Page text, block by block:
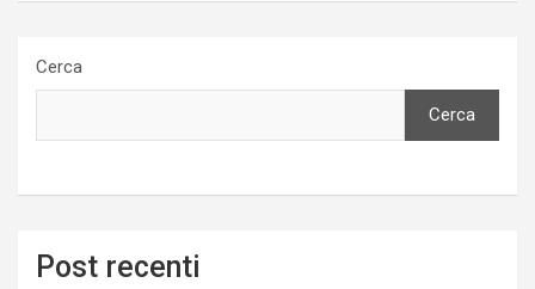
Cerca
Cerca
Post recenti